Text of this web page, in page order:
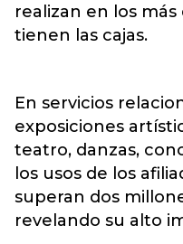
realizan en los
tienen las cajas.
En servicios
exposiciones
teatro, danzas,
los usos de los
superan dos
revelando su alto